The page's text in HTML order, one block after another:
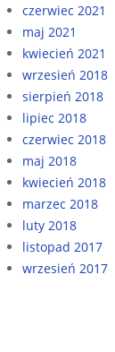
czerwiec 2021
maj 2021
kwiecień 2021
wrzesień 2018
sierpień 2018
lipiec 2018
czerwiec 2018
maj 2018
kwiecień 2018
marzec 2018
luty 2018
listopad 2017
wrzesień 2017